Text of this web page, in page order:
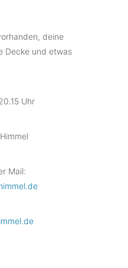
deine
Decke und etwas
Uhr
Mail: